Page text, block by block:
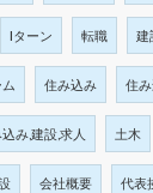
Iターン 転職 建
住み込み 住
み,建設,求人 土木
会社概要 代表